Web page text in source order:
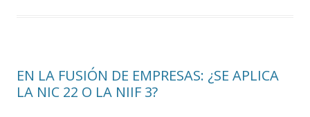
EN LA FUSIÓN DE EMPRESAS: ¿SE APLICA
LA NIC 22 O LA NIIF 3?